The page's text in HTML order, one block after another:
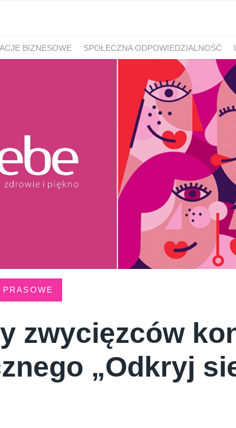
BIZNESOWE SPOŁECZNA ODPOWIEDZIALNOŚĆ
zwycięzców
„Odkryj